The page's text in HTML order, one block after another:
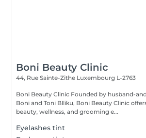
Boni Beauty Clinic
44, Rue Sainte-Zithe Luxembourg L-2763
Boni Beauty Clinic Founded by husband-and-wife team Irena
Boni and Toni Blliku, Boni Beauty Clinic
beauty, wellness, and grooming e...
Eyelashes tint